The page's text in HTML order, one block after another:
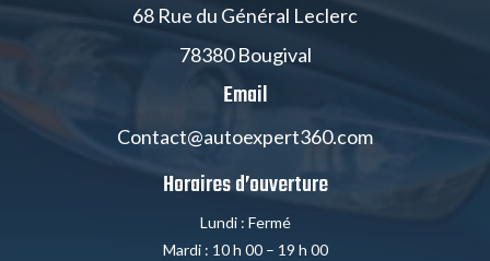
68 Rue du Général Leclerc
78380 Bougival
Email
Contact@autoexpert360.com
Horaires d’ouverture
Lundi : Fermé
Mardi : 10 h 00 – 19 h 00